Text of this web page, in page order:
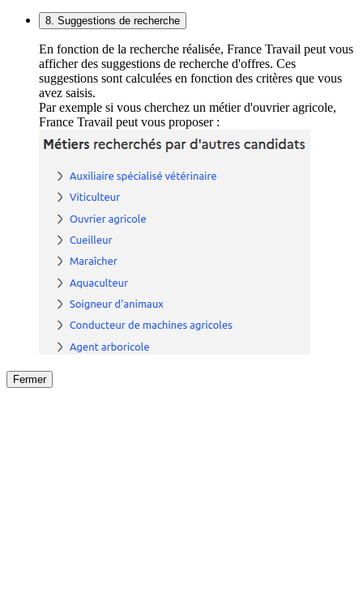
8. Suggestions de recherche
En fonction de la recherche réalisée, France Travail peut vous
afficher des suggestions de recherche d'offres. Ces
suggestions sont calculées en fonction des critères que vous
avez saisis.
Par exemple si vous cherchez un métier d'ouvrier agricole,
France Travail peut vous proposer :
Fermer